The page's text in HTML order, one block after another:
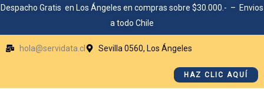
Ir
contenido
Despacho Gratis en Los Ángeles en compras sobre $30.000.- – Envios
a todo Chile
hola@servidata.cl Sevilla 0560, Los Ángeles
HAZ CLIC AQUÍ